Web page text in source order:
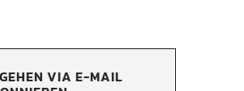
VIA E-MAIL